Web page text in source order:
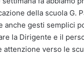
della scuola G.
anche gesti semplici
la Dirigente e il
attenzione verso le